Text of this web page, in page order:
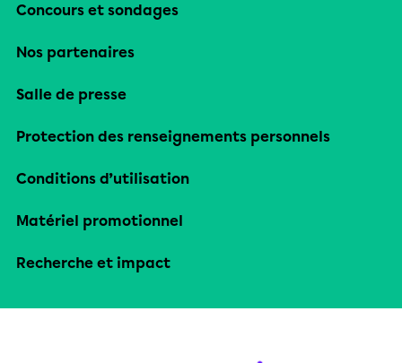
Concours et sondages
Nos partenaires
Salle de presse
Protection des renseignements personnels
Conditions d’utilisation
Matériel promotionnel
Recherche et impact